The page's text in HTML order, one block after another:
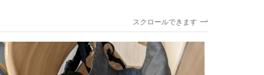
スクロールできます